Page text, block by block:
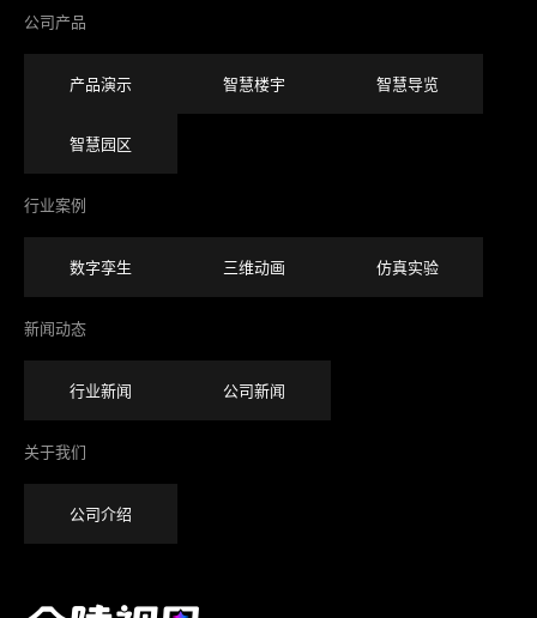
公司产品
产品演示 智慧楼宇 智慧导览
智慧园区
行业案例
数字孪生 三维动画 仿真实验
新闻动态
行业新闻 公司新闻
关于我们
公司介绍